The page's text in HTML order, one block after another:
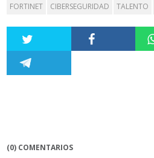
FORTINET CIBERSEGURIDAD TALENTO
(0) COMENTARIOS